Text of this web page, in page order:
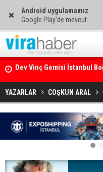
Android uygulamamız
Google Play'de mevcut
Dev Vinç Gemisi İstanbul
Ege Denizi’nin En Büyük
YAZARLAR COŞKUN ARAL